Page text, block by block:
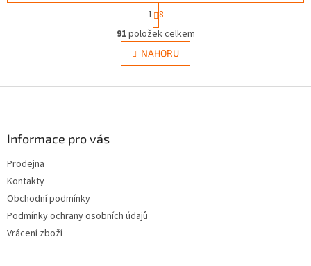
O
v
l
á
S
t
r
á
n
k
v
1 8
91položek celkem
NAHORU
Informace pro vás
Prodejna
Kontakty
Obchodní podmínky
Podmínky ochrany osobních údajů
Vrácení zboží